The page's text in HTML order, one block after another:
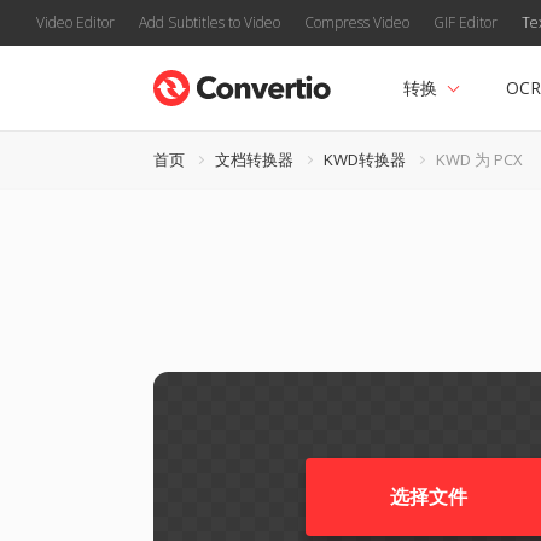
Video Editor Add Subtitles to Video Compress Video GIF Editor
转换 OCR
首页 文档转换器 KWD转换器 KWD 为 PCX
选择文件